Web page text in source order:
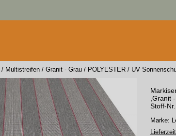
/ Multistreifen / Granit - Grau / POLYESTER / UV
,Granit
Stoff-
Marke: